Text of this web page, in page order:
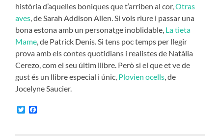
història d’aquelles boniques que t’arriben al cor,Otras
aves, de Sarah Addison Allen. Si vols riure i passar una
bona estona amb un personatge inoblidable, La tieta
Mame, de Patrick Denis. Si tens poc temps per llegir
prova amb els contes quotidians i realistes de Natàlia
Cerezo, com el seu últim llibre. Però si el que et ve de
gust és un llibre especial i únic, Plovien ocells, de
Jocelyne Saucier.
Twitter